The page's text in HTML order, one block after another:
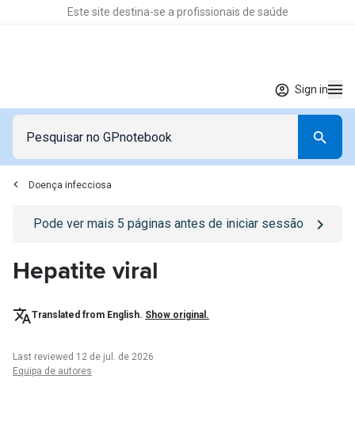
Este site destina-se a profissionais de saúde
Sign in
Doença infecciosa
Go to/sign-inpage
Pode ver mais 5 páginas antes de iniciar sessão
Hepatite viral
Translated from English. Show original.
Last reviewed 12 de jul. de 2026
Equipa de autores